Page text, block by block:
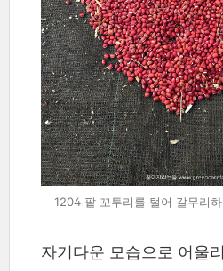
1204 팥 꼬투리를 털어 갈무리
자기다운 모습으로 어울